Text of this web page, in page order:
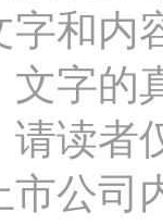
和内
字的
读者
公司